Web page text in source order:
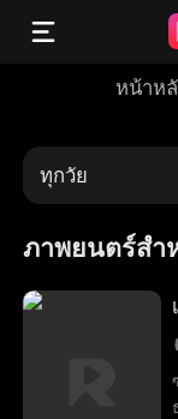
หน้าห
ทุกวัย
ภาพยนตร์สำ